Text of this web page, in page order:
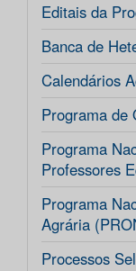
Editais da
Banca de
Calendários
Programa de
Programa
Professores
Programa
Agrária
Processos